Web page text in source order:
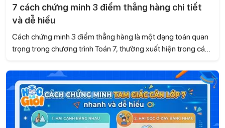
7 cách chứng minh 3 điểm thẳng hàng chi tiết
và dễ hiểu
Cách chứng minh 3 điểm thẳng hàng là một dạng toán quan
trọng trong chương trình Toán 7, thường xuất hiện trong các
thức với cuộc sống, Học là Giỏi sẽ hướng dẫn những
phương pháp chứng minh dễ hiểu, giúp học sinh vận dụng
linh hoạt khi làm bài.